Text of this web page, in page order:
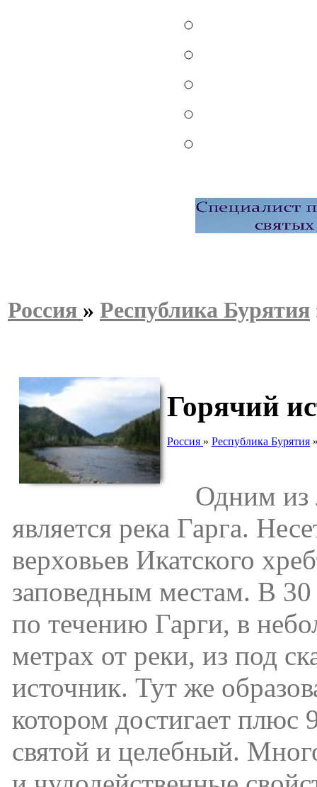
Россия » Республика Бурятия
Горячий
Россия » Республика Бурятия
Одним из
является река Гарга.
верховьев Икатского
заповедным местам. В 30
по течению Гарги, в
метрах от реки, из под
источник. Тут же
котором достигает
святой и целебный.